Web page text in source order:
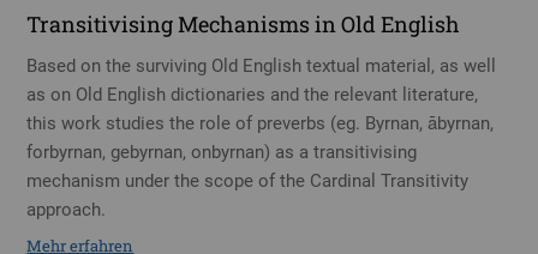
Transitivising Mechanisms in Old English
Based on the surviving Old English textual material, as well
as on Old English dictionaries and the relevant literature,
this work studies the role of preverbs (eg. Byrnan, ābyrnan,
forbyrnan, gebyrnan, onbyrnan) as a transitivising
mechanism under the scope of the Cardinal Transitivity
approach.
Mehr erfahren